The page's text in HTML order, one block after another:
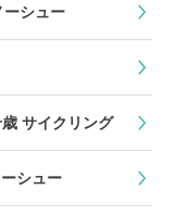
シュー
サイクリング
シュー